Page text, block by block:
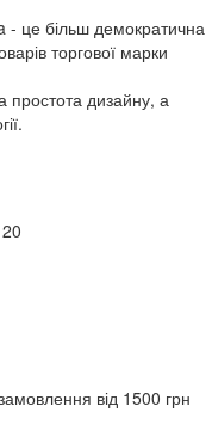
- це більш демократична
торгової марки
простота дизайну, а
20
від 1500 грн